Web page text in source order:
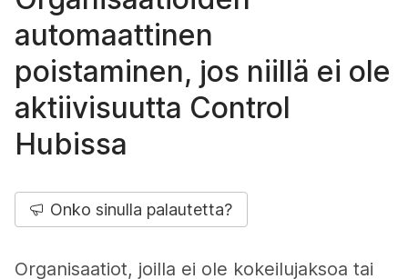
automaattinen
poistaminen, jos niillä ei ole
aktiivisuutta Control
Hubissa
Onko sinulla palautetta?
Organisaatiot, joilla ei ole kokeilujaksoa tai